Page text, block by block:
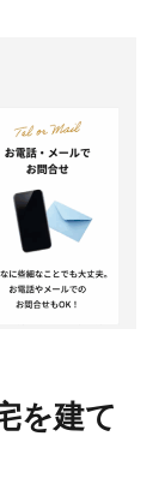
を建て